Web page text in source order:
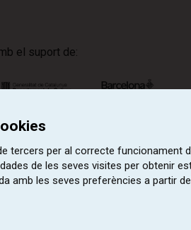
el suport de:
tercers per al correcte funcionament
de les seves visites per obtenir
amb les seves preferències a partir